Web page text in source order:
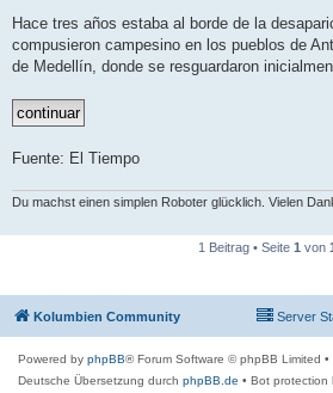
i
r
a
Hace tres años estaba al borde de la
compusieron campesino en los pueblos de
de Medellín, donde se resguardaron
Fuente: El Tiempo
Du machst einen simplen Roboter glücklich. Vielen
1 Beitrag • Seite 1 von 1
Kolumbien Community Server
Powered by phpBB® Forum Software © phpBB Limited •
Deutsche Übersetzung durch phpBB.de • Bot protection